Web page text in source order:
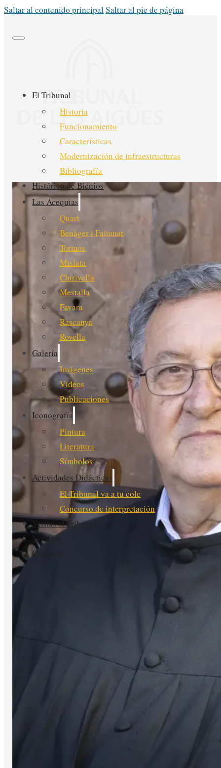
Saltar al contenido principalSaltar al pie de página
El Tribunal
Historia
Funcionamiento
Características
Modernización de infraestructuras
Bibliografía
Histórico de Bienios
Las Acequias
Quart
Benàger i Faitanar
Tormos
Mislata
Chirivella
Mestalla
Favara
Rascanya
Rovella
Galería
Imágenes
Videos
Publicaciones
Iconografía
Pintura
Literatura
Símbolos
Actividades Didácticas
El Tribunal va a tu cole
Concurso de interpretación
Visitas al Tribunal
Noticias
Contacto